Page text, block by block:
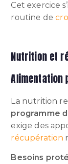
Cet exercice
routine de
Nutrition et
Alimentation
La nutrition
programme
exige des
récupération
Besoins